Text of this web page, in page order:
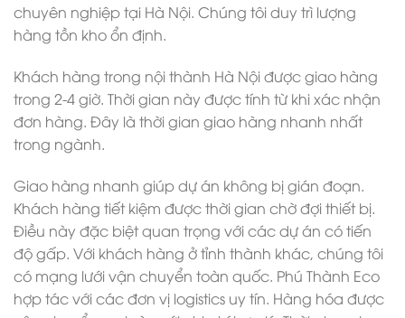
chuyên nghiệp tại Hà Nội. Chúng tôi duy trì lượng
hàng tồn kho ổn định.
Khách hàng trong nội thành Hà Nội được giao hàng
trong 2-4 giờ. Thời gian này được tính từ khi xác nhận
đơn hàng. Đây là thời gian giao hàng nhanh nhất
trong ngành.
Giao hàng nhanh giúp dự án không bị gián đoạn.
Khách hàng tiết kiệm được thời gian chờ đợi thiết bị.
Điều này đặc biệt quan trọng với các dự án có tiến
độ gấp. Với khách hàng ở tỉnh thành khác, chúng tôi
có mạng lưới vận chuyển toàn quốc. Phú Thành Eco
hợp tác với các đơn vị logistics uy tín. Hàng hóa được